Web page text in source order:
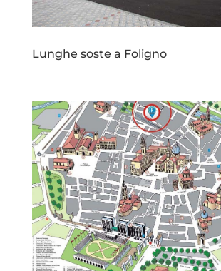
Lunghe soste a Foligno